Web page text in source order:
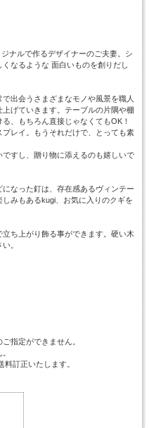
ナルで作るデザイナーのご夫妻。シ
なるような 面白いものを創りだし
出会うさまざまなモノや風景を職人
げていきます。テーブルの片隅や棚
、もちろん直接じゃなくてもOK！
レイ。もうそれだけで、とっても素
すし、贈り物に添えるのも嬉しいで
なった釘は、存在感あるヴィンテー
みもあるkugi、お気に入りのクギを
ち上がり飾る事ができます。硬い木
。
指定ができません。
料訂正いたします。